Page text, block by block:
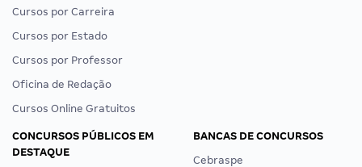
Cursos por Carreira
Cursos por Estado
Cursos por Professor
Oficina de Redação
Cursos Online Gratuitos
CONCURSOS PÚBLICOS EM
DESTAQUE
BANCAS DE CONCURSOS
Cebraspe